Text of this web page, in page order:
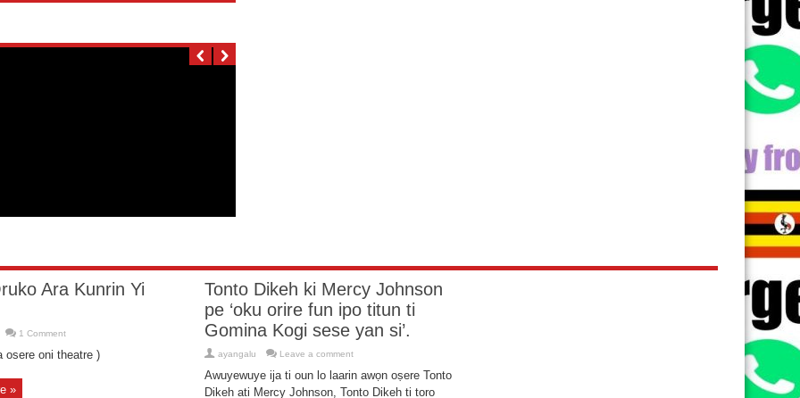
Oga Bello àti iyalode Binta
Ara Kunrin Yi
1 Comment
osere oni theatre )
»
Tonto Dikeh ki Mercy Johnson
pe ‘oku orire fun ipo titun ti
Gomina Kogi sese yan si’.
ayangalu Leave a comment
Awuyewuye ija ti oun lo laarin awọn oṣere Tonto
Dikeh ati Mercy Johnson, Tonto Dikeh ti toro